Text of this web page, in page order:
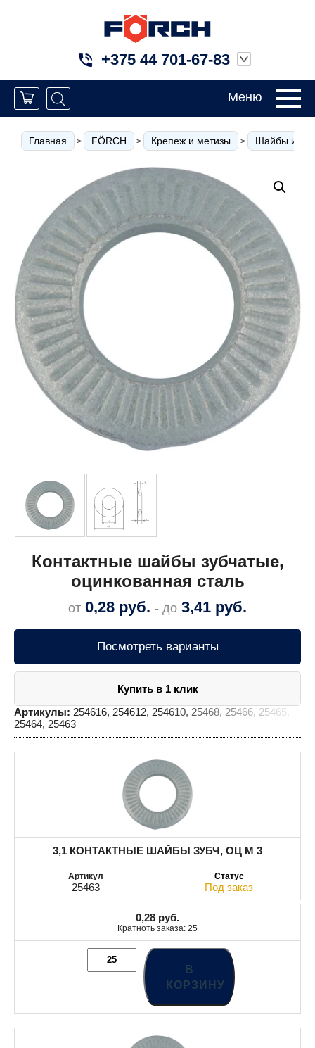
+375 44 701-67-83
Меню
Главная > FÖRCH > Крепеж и метизы > Шайбы и
Контактные шайбы зубчатые,
оцинкованная сталь
от 0,28 руб. - до 3,41 руб.
Посмотреть варианты
Купить в 1 клик
Артикулы: 254616, 254612, 254610, 25468, 25466, 25465,
25464, 25463
3,1 КОНТАКТНЫЕ ШАЙБЫ ЗУБЧ, ОЦ M 3
25463 Под заказ
0,28 руб.
Кратноть заказа: 25
В
КОРЗИНУ